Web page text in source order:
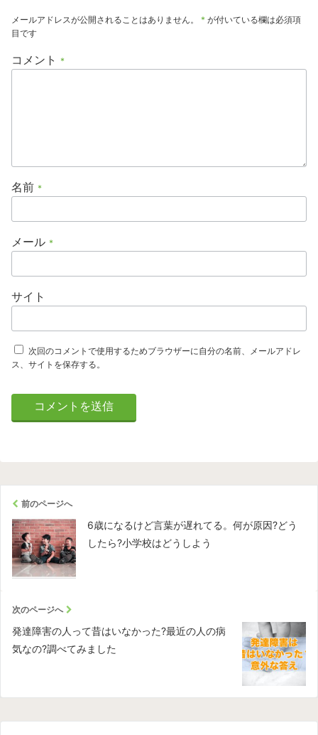
メールアドレスが公開されることはありません。 * が付いている欄は必須項
目です
コメント *
名前 *
メール *
サイト
次回のコメントで使用するためブラウザーに自分の名前、メールアドレ
ス、サイトを保存する。
前のページへ
6歳になるけど言葉が遅れてる。何が原因?どう
したら?小学校はどうしよう
次のページへ
発達障害の人って昔はいなかった?最近の人の病
気なの?調べてみました